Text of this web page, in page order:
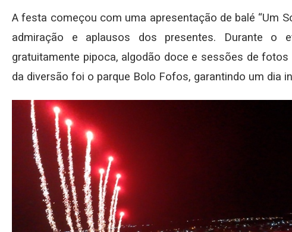
A festa começou com uma apresentação de balé “Um
admiração e aplausos dos presentes. Durante o
gratuitamente pipoca, algodão doce e sessões de
da diversão foi o parque Bolo Fofos, garantindo um dia